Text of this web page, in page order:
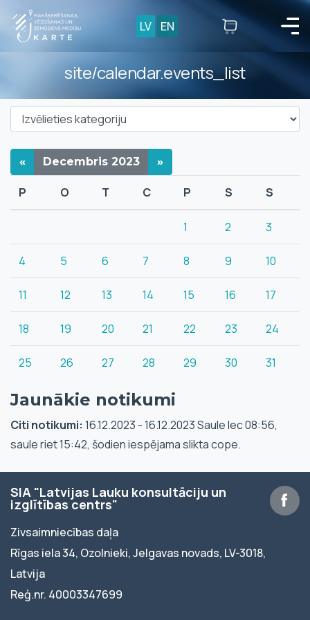
LV EN
site/calendar.events_list
« Decembris 2023 »
P O T C P S S
1 2 3
4 5 6 7 8 9 10
11 12 13 14 15 16 17
18 19 20 21 22 23 24
25 26 27 28 29 30 31
Jaunākie notikumi
Citi notikumi: 16.12.2023 - 16.12.2023 Saule lec 08:56,
saule riet 15:42, šodien iespējama slikta cope.
SIA "Latvijas Lauku konsultāciju un
izglītības centrs"
Zivsaimniecības daļa
Rīgas iela 34, Ozolnieki, Jelgavas novads, LV-3018,
Latvija
Reģ.nr. 40003347699